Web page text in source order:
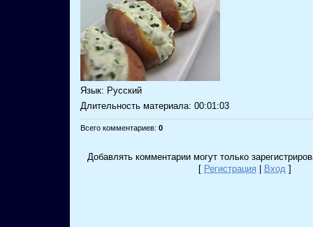
Язык: Русский
Длительность материала: 00:01:03
Всего комментариев: 0
Добавлять комментарии могут только
[ Регистрация | Вход ]